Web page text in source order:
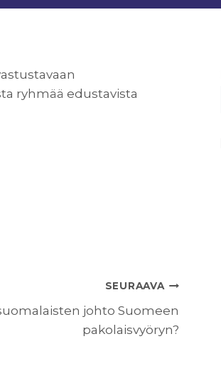
ryhmää edustavista
SEURAAVA
johto Suomeen
pakolaisvyöryn?